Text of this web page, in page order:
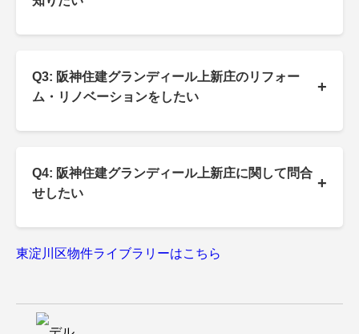
Q3: 阪神住建グランディール上新庄のリフォー
ム・リノベーションをしたい
+
Q4: 阪神住建グランディール上新庄に関して問合
せしたい
+
東淀川区物件ライブラリーはこちら